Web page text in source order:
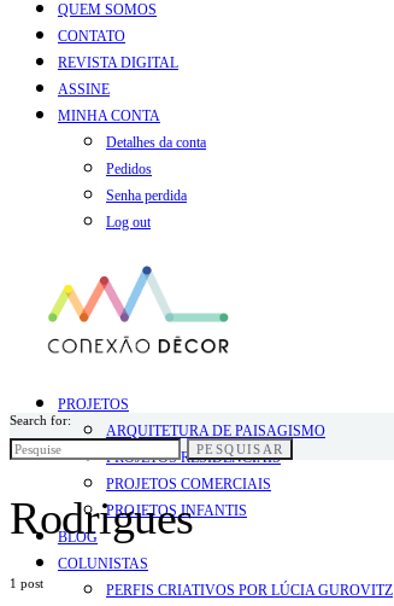
QUEM SOMOS
CONTATO
REVISTA DIGITAL
ASSINE
MINHA CONTA
Detalhes da conta
Pedidos
Senha perdida
Log out
PROJETOS
ARQUITETURA DE PAISAGISMO
PROJETOS RESIDENCIAIS
PROJETOS COMERCIAIS
PROJETOS INFANTIS
BLOG
COLUNISTAS
PERFIS CRIATIVOS POR LÚCIA GUROVITZ
Search for:
PESQUISAR
Rodrigues
1 post